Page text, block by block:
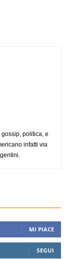
politica, e
infatti via
MI PIACE
SEGUI